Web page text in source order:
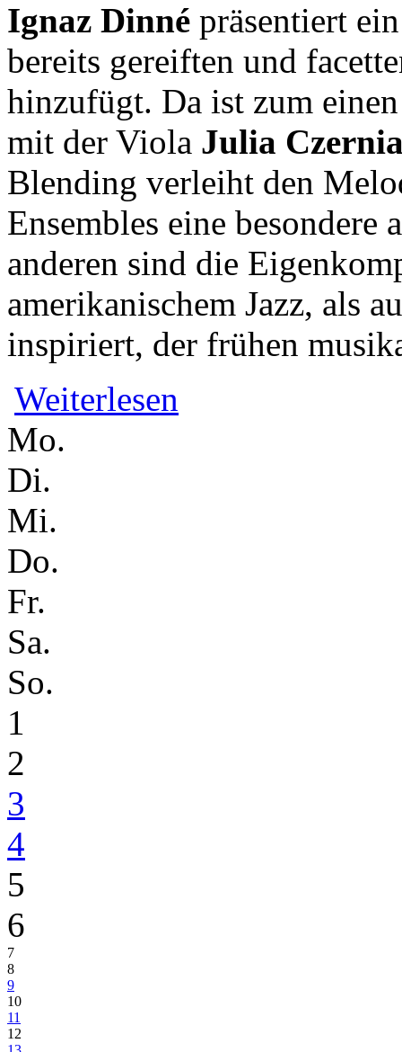
Ignaz Dinné präsentiert
bereits gereiften und
hinzufügt. Da ist zum
mit der Viola Julia
Blending verleiht den
Ensembles eine besondere
anderen sind die
amerikanischem Jazz, als
inspiriert, der frühen
Weiterlesen
Mo.
Di.
Mi.
Do.
Fr.
Sa.
So.
1
2
3
4
5
6
7
8
9
10
11
12